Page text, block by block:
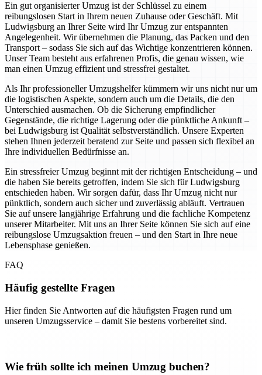
Ein gut organisierter Umzug ist der Schlüssel zu einem
reibungslosen Start in Ihrem neuen Zuhause oder Geschäft. Mit
Ludwigsburg an Ihrer Seite wird Ihr Umzug zur entspannten
Angelegenheit. Wir übernehmen die Planung, das Packen und den
Transport – sodass Sie sich auf das Wichtige konzentrieren können.
Unser Team besteht aus erfahrenen Profis, die genau wissen, wie
man einen Umzug effizient und stressfrei gestaltet.
Als Ihr professioneller Umzugshelfer kümmern wir uns nicht nur um
die logistischen Aspekte, sondern auch um die Details, die den
Unterschied ausmachen. Ob die Sicherung empfindlicher
Gegenstände, die richtige Lagerung oder die pünktliche Ankunft –
bei Ludwigsburg ist Qualität selbstverständlich. Unsere Experten
stehen Ihnen jederzeit beratend zur Seite und passen sich flexibel an
Ihre individuellen Bedürfnisse an.
Ein stressfreier Umzug beginnt mit der richtigen Entscheidung – und
die haben Sie bereits getroffen, indem Sie sich für Ludwigsburg
entschieden haben. Wir sorgen dafür, dass Ihr Umzug nicht nur
pünktlich, sondern auch sicher und zuverlässig abläuft. Vertrauen
Sie auf unsere langjährige Erfahrung und die fachliche Kompetenz
unserer Mitarbeiter. Mit uns an Ihrer Seite können Sie sich auf eine
reibungslose Umzugsaktion freuen – und den Start in Ihre neue
Lebensphase genießen.
FAQ
Häufig gestellte Fragen
Hier finden Sie Antworten auf die häufigsten Fragen rund um
unseren Umzugsservice – damit Sie bestens vorbereitet sind.
Wie früh sollte ich meinen Umzug buchen?